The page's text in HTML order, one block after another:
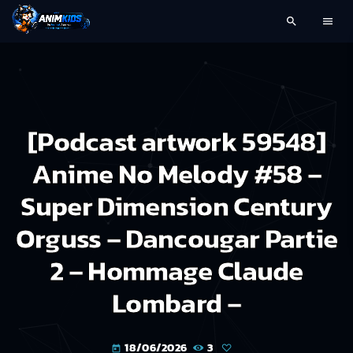
search menu
[Podcast artwork 59548]
Anime No Melody #58 –
Super Dimension Century
Orguss – Dancougar Partie
2 – Hommage Claude
Lombard –
today 18/06/2026 3